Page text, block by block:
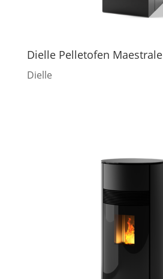
Dielle Pelletofen Maestrale
Dielle